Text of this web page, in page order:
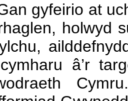
gyfeirio at
holwyd
â’r